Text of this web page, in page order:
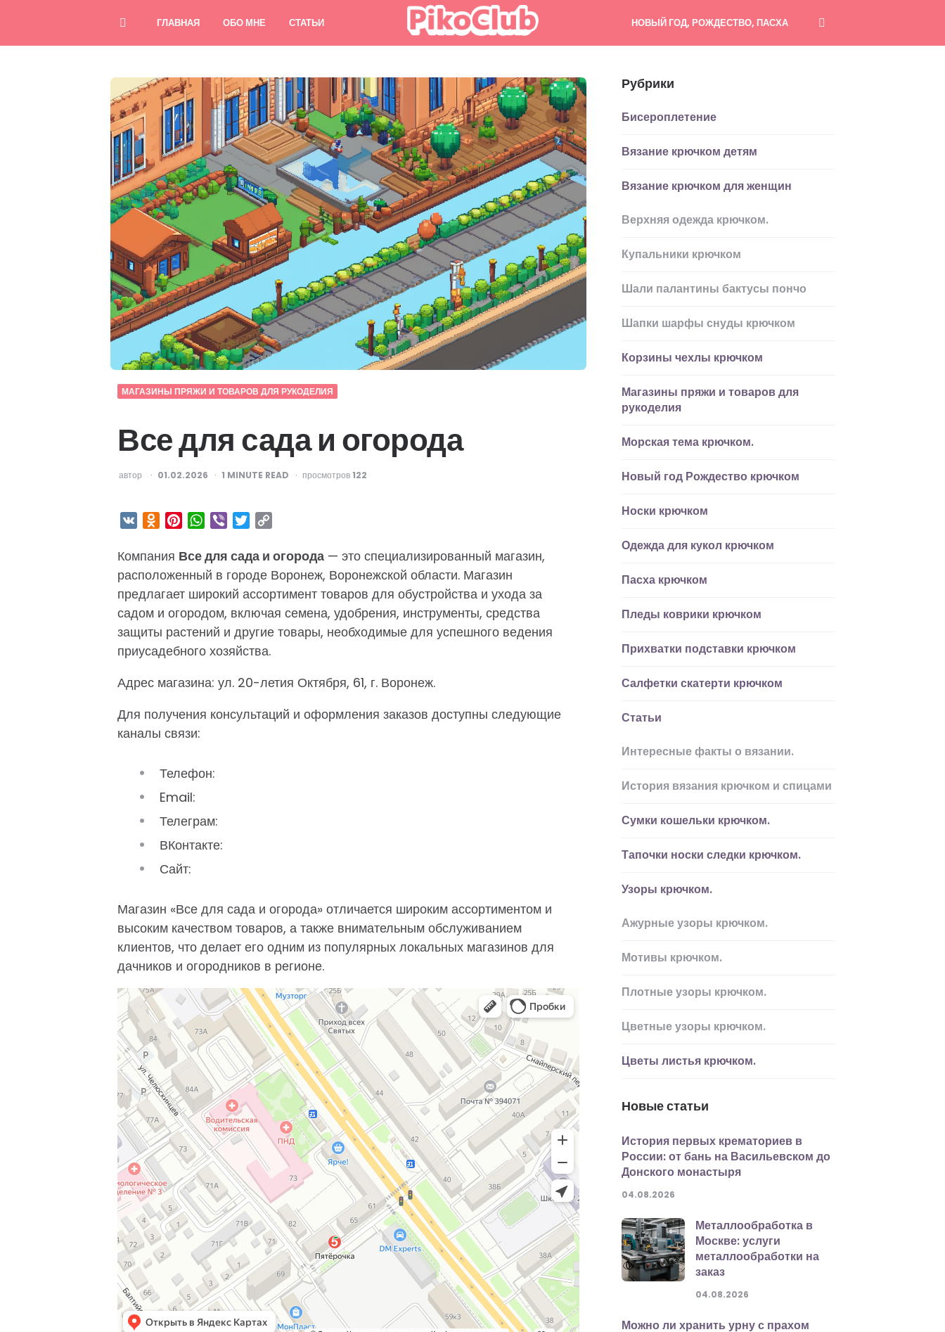
ГЛАВНАЯ ОБО МНЕ СТАТЬИ НОВЫЙ ГОД, РОЖДЕСТВО, ПАСХА
МАГАЗИНЫ ПРЯЖИ И ТОВАРОВ ДЛЯ РУКОДЕЛИЯ
Все для сада и огорода
ОПУБЛИКОВАНО
автор 01.02.2026 1 MINUTE READ просмотров 122
VK Odnoklassniki
PinterestWhatsApp
Viber Twitter
Компания Все для сада и огорода — это специализированный магазин,
расположенный в городе Воронеж, Воронежской области. Магазин
предлагает широкий ассортимент товаров для обустройства и ухода за
садом и огородом, включая семена, удобрения, инструменты, средства
защиты растений и другие товары, необходимые для успешного ведения
приусадебного хозяйства.
Адрес магазина: ул. 20-летия Октября, 61, г. Воронеж.
Для получения консультаций и оформления заказов доступны следующие
каналы связи:
Телефон:
Email:
Телеграм:
ВКонтакте:
Сайт:
Магазин «Все для сада и огорода» отличается широким ассортиментом и
высоким качеством товаров, а также внимательным обслуживанием
клиентов, что делает его одним из популярных локальных магазинов для
дачников и огородников в регионе.
Рубрики
Бисероплетение
Вязание крючком детям
Вязание крючком для женщин
Верхняя одежда крючком.
Купальники крючком
Шали палантины бактусы пончо
Шапки шарфы снуды крючком
Корзины чехлы крючком
Магазины пряжи и товаров для
рукоделия
Морская тема крючком.
Новый год Рождество крючком
Носки крючком
Одежда для кукол крючком
Пасха крючком
Пледы коврики крючком
Прихватки подставки крючком
Салфетки скатерти крючком
Статьи
Интересные факты о вязании.
История вязания крючком и спицами
Сумки кошельки крючком.
Тапочки носки следки крючком.
Узоры крючком.
Ажурные узоры крючком.
Мотивы крючком.
Плотные узоры крючком.
Цветные узоры крючком.
Цветы листья крючком.
Новые статьи
История первых крематориев в
России: от бань на Васильевском до
Донского монастыря
04.08.2026
Металлообработка в
Москве: услуги
металлообработки на
заказ
04.08.2026
Можно ли хранить урну с прахом